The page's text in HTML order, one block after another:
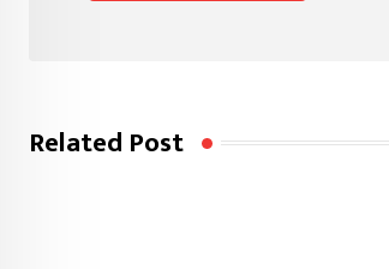
Related Post